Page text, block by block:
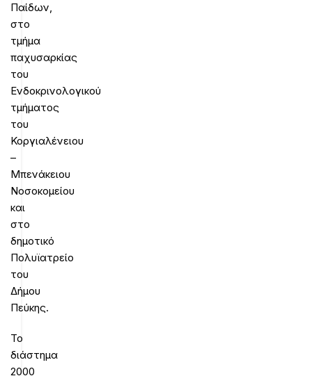
Παίδων,
στο
τμήμα
παχυσαρκίας
του
Ενδοκρινολογικού
τμήματος
του
Κοργιαλένειου
–
Μπενάκειου
Νοσοκομείου
και
στο
δημοτικό
Πολυϊατρείο
του
Δήμου
Πεύκης.
Το
διάστημα
2000